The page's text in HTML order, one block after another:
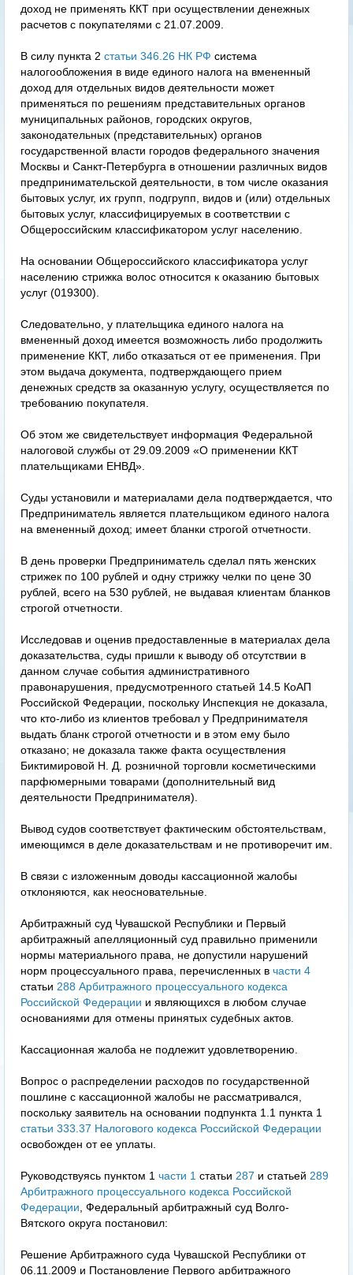
доход не применять ККТ при осуществлении денежных
расчетов с покупателями с 21.07.2009.
В силу пункта 2 статьи 346.26 НК РФ система
налогообложения в виде единого налога на вмененный
доход для отдельных видов деятельности может
применяться по решениям представительных органов
муниципальных районов, городских округов,
законодательных (представительных) органов
государственной власти городов федерального значения
Москвы и Санкт-Петербурга в отношении различных видов
предпринимательской деятельности, в том числе оказания
бытовых услуг, их групп, подгрупп, видов и (или) отдельных
бытовых услуг, классифицируемых в соответствии с
Общероссийским классификатором услуг населению.
На основании Общероссийского классификатора услуг
населению стрижка волос относится к оказанию бытовых
услуг (019300).
Следовательно, у плательщика единого налога на
вмененный доход имеется возможность либо продолжить
применение ККТ, либо отказаться от ее применения. При
этом выдача документа, подтверждающего прием
денежных средств за оказанную услугу, осуществляется по
требованию покупателя.
Об этом же свидетельствует информация Федеральной
налоговой службы от 29.09.2009 «О применении ККТ
плательщиками ЕНВД».
Суды установили и материалами дела подтверждается, что
Предприниматель является плательщиком единого налога
на вмененный доход; имеет бланки строгой отчетности.
В день проверки Предприниматель сделал пять женских
стрижек по 100 рублей и одну стрижку челки по цене 30
рублей, всего на 530 рублей, не выдавая клиентам бланков
строгой отчетности.
Исследовав и оценив предоставленные в материалах дела
доказательства, суды пришли к выводу об отсутствии в
данном случае события административного
правонарушения, предусмотренного статьей 14.5 КоАП
Российской Федерации, поскольку Инспекция не доказала,
что кто-либо из клиентов требовал у Предпринимателя
выдать бланк строгой отчетности и в этом ему было
отказано; не доказала также факта осуществления
Биктимировой Н. Д. розничной торговли косметическими
парфюмерными товарами (дополнительный вид
деятельности Предпринимателя).
Вывод судов соответствует фактическим обстоятельствам,
имеющимся в деле доказательствам и не противоречит им.
В связи с изложенным доводы кассационной жалобы
отклоняются, как неосновательные.
Арбитражный суд Чувашской Республики и Первый
арбитражный апелляционный суд правильно применили
нормы материального права, не допустили нарушений
норм процессуального права, перечисленных в части 4
статьи 288 Арбитражного процессуального кодекса
Российской Федерации и являющихся в любом случае
основаниями для отмены принятых судебных актов.
Кассационная жалоба не подлежит удовлетворению.
Вопрос о распределении расходов по государственной
пошлине с кассационной жалобы не рассматривался,
поскольку заявитель на основании подпункта 1.1 пункта 1
статьи 333.37 Налогового кодекса Российской Федерации
освобожден от ее уплаты.
Руководствуясь пунктом 1 части 1 статьи 287 и статьей 289
Арбитражного процессуального кодекса Российской
Федерации , Федеральный арбитражный суд Волго-
Вятского округа постановил:
Решение Арбитражного суда Чувашской Республики от
06.11.2009 и Постановление Первого арбитражного